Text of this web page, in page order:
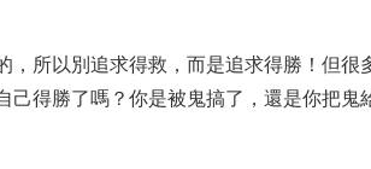
，所以別追求得救，而是追求得勝！但很
己得勝了嗎？你是被鬼搞了，還是你把鬼